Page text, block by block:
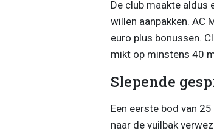
De club maakte aldus
willen aanpakken. AC
euro plus bonussen.
mikt op minstens 40
Slepende
Een eerste bod van
naar de vuilbak